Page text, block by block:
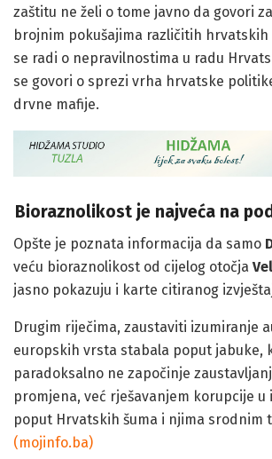
zaštitu ne želi o tome javno da govori
brojnim pokušajima različitih hrvatskih
se radi o nepravilnostima u radu
se govori o sprezi vrha hrvatske
drvne mafije.
Bioraznolikost je najveća na
Opšte je poznata informacija da samo
veću bioraznolikost od cijelog otočja
jasno pokazuju i karte citiranog
Drugim riječima, zaustaviti izumiranje
europskih vrsta stabala poput jabuke,
paradoksalno ne započinje
promjena, već rješavanjem korupcije u
poput Hrvatskih šuma i njima srodnim
(mojinfo.ba)